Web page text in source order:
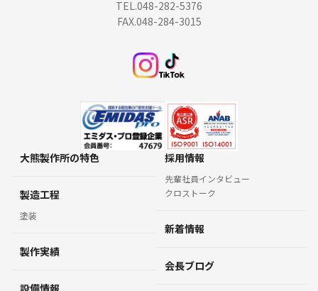
TEL.048-282-5376
FAX.048-284-3015
大熊製作所の特色
製造工程
塗装
製作実績
採用情報
先輩社員インタビュー
クロストーク
新着情報
会長ブログ